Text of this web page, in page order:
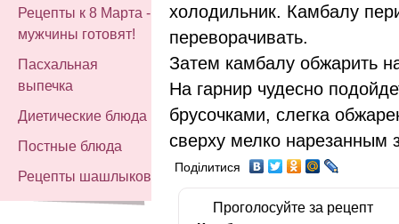
Рецепты к 8 Марта -
мужчины готовят!
Пасхальная
выпечка
Диетические блюда
Постные блюда
Рецепты шашлыков
холодильник. Камбалу
переворачивать.
Затем камбалу обжарить
На гарнир чудесно
брусочками, слегка
сверху мелко нарезанным
Поділитися
Проголосуйте за рецепт